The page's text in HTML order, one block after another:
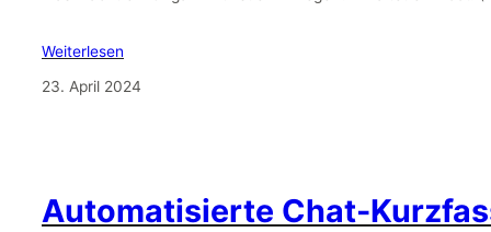
Weiterlesen
23. April 2024
Automatisierte Chat-